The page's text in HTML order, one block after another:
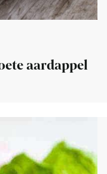
aardappel